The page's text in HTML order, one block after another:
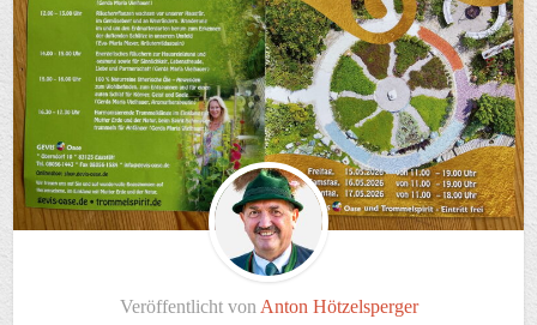
Veröffentlicht von Anton Hötzelsperger